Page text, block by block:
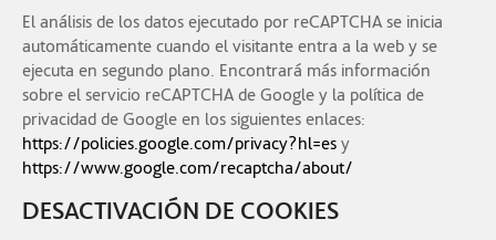
El análisis de los datos ejecutado por reCAPTCHA se inicia
automáticamente cuando el visitante entra a la web y se
ejecuta en segundo plano. Encontrará más información
sobre el servicio reCAPTCHA de Google y la política de
privacidad de Google en los siguientes enlaces:
https://policies.google.com/privacy?hl=es y
https://www.google.com/recaptcha/about/
DESACTIVACIÓN DE COOKIES